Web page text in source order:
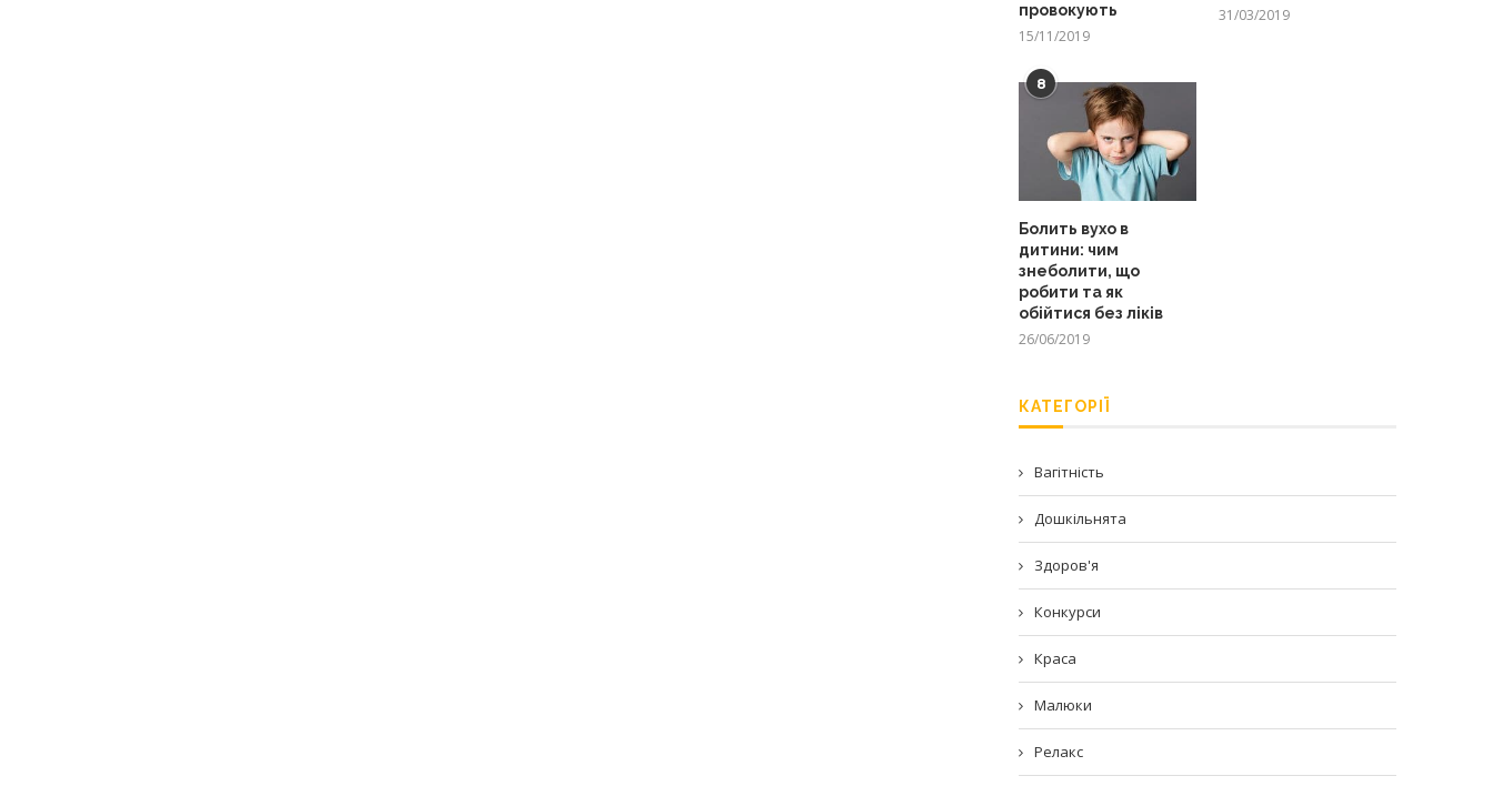
провокують
15/11/2019
31/03/2019
8
Болить вухо в
дитини: чим
знеболити, що
робити та як
обійтися без ліків
26/06/2019
КАТЕГОРІЇ
Вагітність
Дошкільнята
Здоров'я
Конкурси
Краса
Малюки
Релакс